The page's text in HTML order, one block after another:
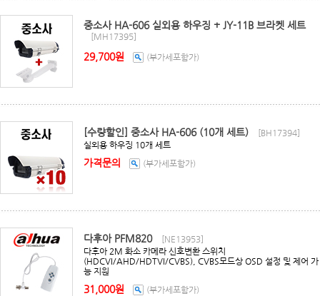
중소사 HA-606 실외용 하우징 + JY-11B 브라켓 세트
[MH17395]
29,700원 (부가세포함가)
[수량할인] 중소사 HA-606 (10개 세트)
[BH17394]
실외용 하우징 10개 세트
가격문의 (부가세포함가)
다후아 PFM820
[NE13953]
다후아 2M 화소 카메라 신호변환 스위치
(HDCVI/AHD/HDTVI/CVBS), CVBS모드상 OSD 설정 및 제어 가
능 지원
31,000원 (부가세포함가)